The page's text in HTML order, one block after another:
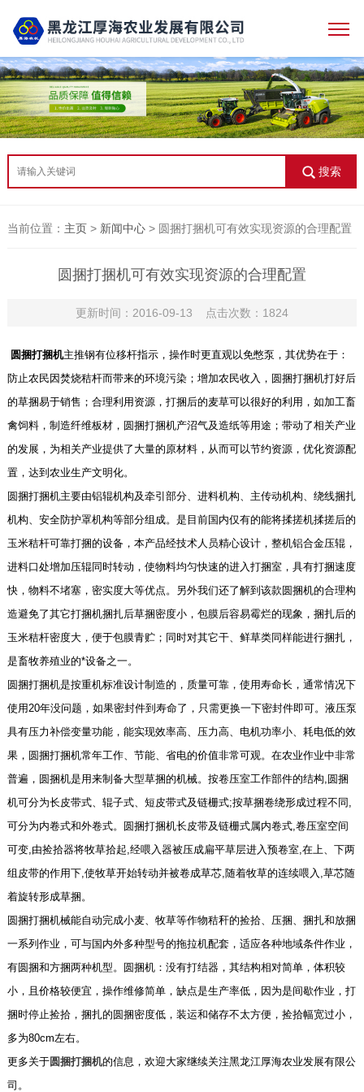
搜索
当前位置： 主页> 新闻中心> 圆捆打捆机可有效实现资源的合理配置
圆捆打捆机可有效实现资源的合理配置
更新时间：2016-09-13 点击次数：1824
圆捆打捆机主推钢有位移杆指示，操作时更直观以免憋泵，其优势在于：
防止农民因焚烧秸杆而带来的环境污染；增加农民收入，圆捆打捆机打好后
的草捆易于销售；合理利用资源，打捆后的麦草可以很好的利用，如加工畜
禽饲料，制造纤维板材，圆捆打捆机产沼气及造纸等用途；带动了相关产业
的发展，为相关产业提供了大量的原材料，从而可以节约资源，优化资源配
置，达到农业生产文明化。
圆捆打捆机主要由铝辊机构及牵引部分、进料机构、主传动机构、绕线捆扎
机构、安全防护罩机构等部分组成。是目前国内仅有的能将揉搓机揉搓后的
玉米秸杆可靠打捆的设备，本产品经技术人员精心设计，整机铝合金压辊，
进料口处增加压辊同时转动，使物料均匀快速的进入打捆室，具有打捆速度
快，物料不堵塞，密实度大等优点。另外我们还了解到该款圆捆机的合理构
造避免了其它打捆机捆扎后草捆密度小，包膜后容易霉烂的现象，捆扎后的
玉米秸杆密度大，便于包膜青贮；同时对其它干、鲜草类同样能进行捆扎，
是畜牧养殖业的*设备之一。
圆捆打捆机是按重机标准设计制造的，质量可靠，使用寿命长，通常情况下
使用20年没问题，如果密封件到寿命了，只需更换一下密封件即可。液压泵
具有压力补偿变量功能，能实现效率高、压力高、电机功率小、耗电低的效
果，圆捆打捆机常年工作、节能、省电的价值非常可观。在农业作业中非常
普遍，圆捆机是用来制备大型草捆的机械。按卷压室工作部件的结构,圆捆
机可分为长皮带式、辊子式、短皮带式及链栅式;按草捆卷绕形成过程不同,
可分为内卷式和外卷式。圆捆打捆机长皮带及链栅式属内卷式,卷压室空间
可变,由捡拾器将牧草拾起,经喂入器被压成扁平草层进入预卷室,在上、下两
组皮带的作用下,使牧草开始转动并被卷成草芯,随着牧草的连续喂入,草芯随
着旋转形成草捆。
圆捆打捆机械能自动完成小麦、牧草等作物秸秆的捡拾、压捆、捆扎和放捆
一系列作业，可与国内外多种型号的拖拉机配套，适应各种地域条件作业，
有圆捆和方捆两种机型。圆捆机：没有打结器，其结构相对简单，体积较
小，且价格较便宜，操作维修简单，缺点是生产率低，因为是间歇作业，打
捆时停止捡拾，捆扎的圆捆密度低，装运和储存不太方便，捡拾幅宽过小，
多为80cm左右。
更多关于圆捆打捆机的信息，欢迎大家继续关注黑龙江厚海农业发展有限公
司。